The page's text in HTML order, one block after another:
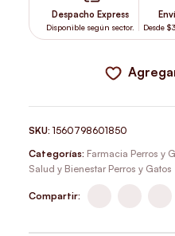
Despacho Express
Disponible según sector. Desde
SKU:1560798601850
Categorías: Farmacia Perros y
Salud y Bienestar Perros y Gatos
Compartir: